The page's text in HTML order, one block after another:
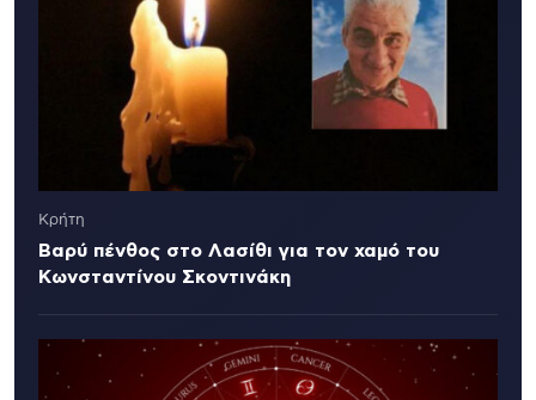
Κρήτη
Βαρύ πένθος στο Λασίθι για τον χαμό του
Κωνσταντίνου Σκοντινάκη